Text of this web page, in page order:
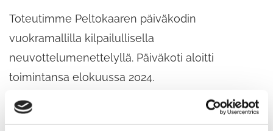
Toteutimme Peltokaaren päiväkodin
vuokramallilla kilpailullisella
neuvottelumenettelyllä. Päiväkoti aloitti
toimintansa elokuussa 2024.
Päiväkoti otettiin käyttöön